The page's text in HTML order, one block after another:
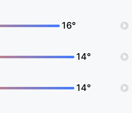
16°
14°
14°